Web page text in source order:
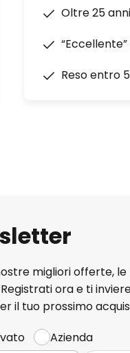
Oltre 25
Reso entro
migliori offerte,
ora e ti
il tuo prossimo
Azienda